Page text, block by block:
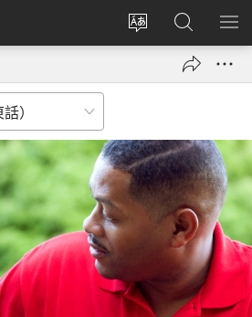
更
言
登
錄
（開
窗）
搜
尋
JW.ORG
顯